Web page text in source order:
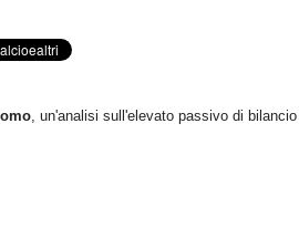
, un'analisi sull'elevato passivo di bilancio